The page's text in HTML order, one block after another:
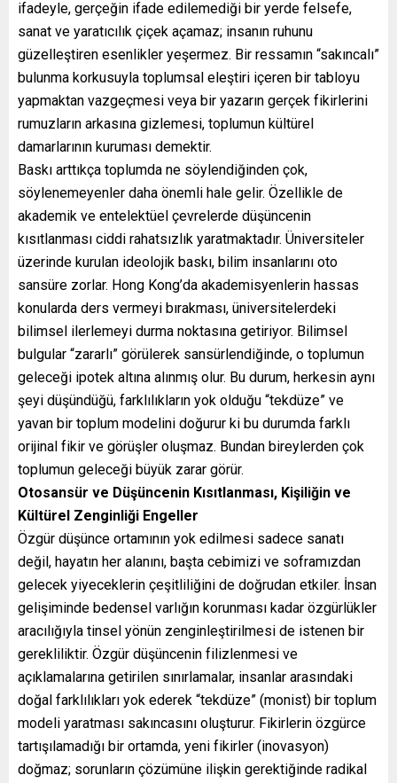
ifadeyle, gerçeğin ifade edilemediği bir yerde felsefe,
sanat ve yaratıcılık çiçek açamaz; insanın ruhunu
güzelleştiren esenlikler yeşermez. Bir ressamın “sakıncalı”
bulunma korkusuyla toplumsal eleştiri içeren bir tabloyu
yapmaktan vazgeçmesi veya bir yazarın gerçek fikirlerini
rumuzların arkasına gizlemesi, toplumun kültürel
damarlarının kuruması demektir.
Baskı arttıkça toplumda ne söylendiğinden çok,
söylenemeyenler daha önemli hale gelir. Özellikle de
akademik ve entelektüel çevrelerde düşüncenin
kısıtlanması ciddi rahatsızlık yaratmaktadır. Üniversiteler
üzerinde kurulan ideolojik baskı, bilim insanlarını oto
sansüre zorlar. Hong Kong’da akademisyenlerin hassas
konularda ders vermeyi bırakması, üniversitelerdeki
bilimsel ilerlemeyi durma noktasına getiriyor. Bilimsel
bulgular “zararlı” görülerek sansürlendiğinde, o toplumun
geleceği ipotek altına alınmış olur. Bu durum, herkesin aynı
şeyi düşündüğü, farklılıkların yok olduğu “tekdüze” ve
yavan bir toplum modelini doğurur ki bu durumda farklı
orijinal fikir ve görüşler oluşmaz. Bundan bireylerden çok
toplumun geleceği büyük zarar görür.
Otosansür ve Düşüncenin Kısıtlanması, Kişiliğin ve
Kültürel Zenginliği Engeller
Özgür düşünce ortamının yok edilmesi sadece sanatı
değil, hayatın her alanını, başta cebimizi ve soframızdan
gelecek yiyeceklerin çeşitliliğini de doğrudan etkiler. İnsan
gelişiminde bedensel varlığın korunması kadar özgürlükler
aracılığıyla tinsel yönün zenginleştirilmesi de istenen bir
gerekliliktir. Özgür düşüncenin filizlenmesi ve
açıklamalarına getirilen sınırlamalar, insanlar arasındaki
doğal farklılıkları yok ederek “tekdüze” (monist) bir toplum
modeli yaratması sakıncasını oluşturur. Fikirlerin özgürce
tartışılamadığı bir ortamda, yeni fikirler (inovasyon)
doğmaz; sorunların çözümüne ilişkin gerektiğinde radikal